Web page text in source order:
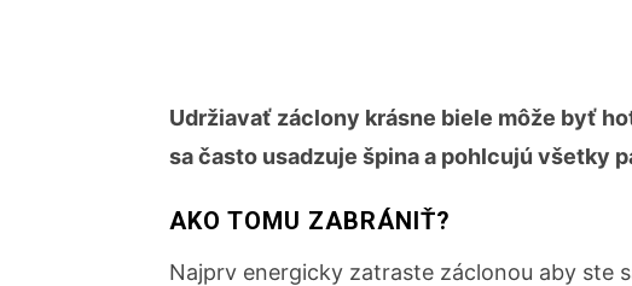
Udržiavať záclony krásne biele môže byť
sa často usadzuje špina a pohlcujú všetky
AKO TOMU ZABRÁNIŤ?
Najprv energicky zatraste záclonou aby ste